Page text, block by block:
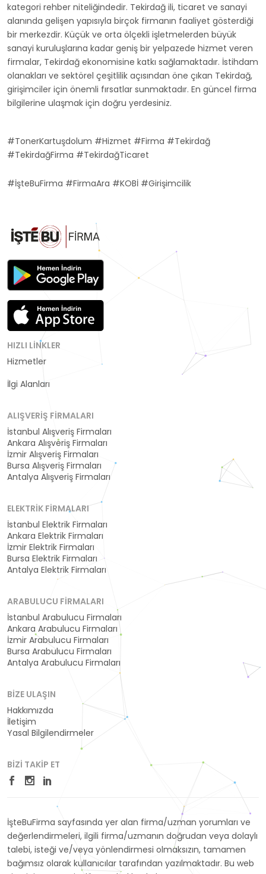
kategori rehber niteliğindedir. Tekirdağ ili, ticaret ve sanayi
alanında gelişen yapısıyla birçok firmanın faaliyet gösterdiği
bir merkezdir. Küçük ve orta ölçekli işletmelerden büyük
sanayi kuruluşlarına kadar geniş bir yelpazede hizmet veren
firmalar, Tekirdağ ekonomisine katkı sağlamaktadır. İstihdam
olanakları ve sektörel çeşitlilik açısından öne çıkan Tekirdağ,
girişimciler için önemli fırsatlar sunmaktadır. En güncel firma
bilgilerine ulaşmak için doğru yerdesiniz.
#TonerKartuşdolum #Hizmet #Firma #Tekirdağ
#TekirdağFirma #TekirdağTicaret
#İşteBuFirma #FirmaAra #KOBİ #Girişimcilik
HIZLI LINKLER
Hizmetler
İlgi Alanları
ALIŞVERIŞ FIRMALARI
İstanbul Alışveriş Firmaları
Ankara Alışveriş Firmaları
İzmir Alışveriş Firmaları
Bursa Alışveriş Firmaları
Antalya Alışveriş Firmaları
ELEKTRIK FIRMALARI
İstanbul Elektrik Firmaları
Ankara Elektrik Firmaları
İzmir Elektrik Firmaları
Bursa Elektrik Firmaları
Antalya Elektrik Firmaları
ARABULUCU FIRMALARI
İstanbul Arabulucu Firmaları
Ankara Arabulucu Firmaları
İzmir Arabulucu Firmaları
Bursa Arabulucu Firmaları
Antalya Arabulucu Firmaları
BIZE ULAŞIN
Hakkımızda
İletişim
Yasal Bilgilendirmeler
BIZI TAKIP ET
İşteBuFirma sayfasında yer alan firma/uzman yorumları ve
değerlendirmeleri, ilgili firma/uzmanın doğrudan veya dolaylı
talebi, isteği ve/veya yönlendirmesi olmaksızın, tamamen
bağımsız olarak kullanıcılar tarafından yazılmaktadır. Bu web